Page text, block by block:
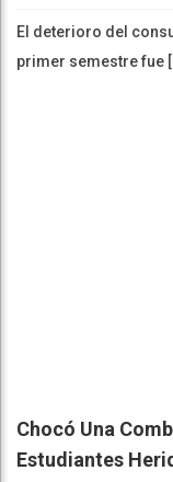
El deterioro del
primer semestre fue
Chocó Una
Estudiantes